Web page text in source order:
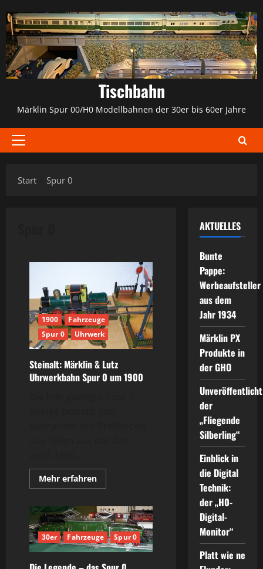
Inhalt
springen
Tischbahn
Märklin Spur 00/H0 Modellbahnen der 30er bis 60er Jahre
Primäres
Start
Spur 0
1900
Fahrzeuge
Spur 0
Uhrwerk
Steinalt: Märklin & Lutz
Uhrwerkbahn Spur 0 um 1900
Mehr erfahrenMehr
Informationen
Märklin
&
Lutz
Uhrwerkbahn
Spur
0
30er Fahrzeuge Spur 0
AKTUELLES
Bunte
Pappe:
Werbeaufsteller
aus dem
Jahr 1934
Märklin PX
Produkte in
der GHO
der
„Fliegende
Silberling“
Einblick in
die Digital
Technik:
der „H0-
Digital-
Monitor“
Platt wie ne